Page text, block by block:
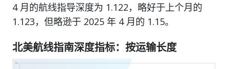
4 月的航线指导深度为 1.122，略好于上个月的
1.123，但略逊于 2025 年 4 月的 1.15。
北美航线指南深度指标：按运输长度